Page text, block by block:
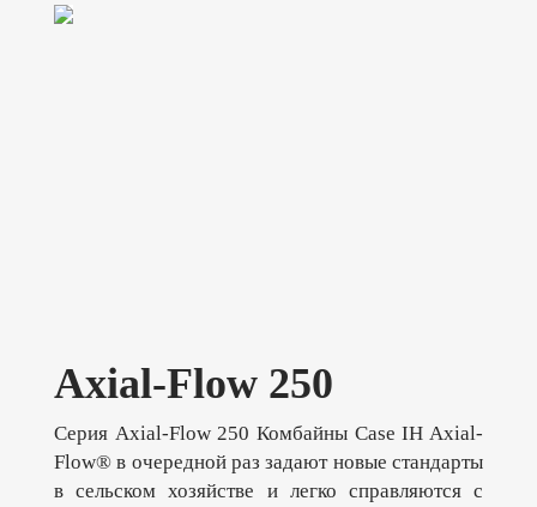
Axial-Flow 250
Серия Axial-Flow 250 Комбайны Case IH Axial-
Flow® в очередной раз задают новые стандарты
в сельском хозяйстве и легко справляются с